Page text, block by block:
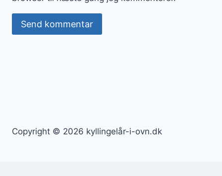
Copyright © 2026 kyllingelår-i-ovn.dk